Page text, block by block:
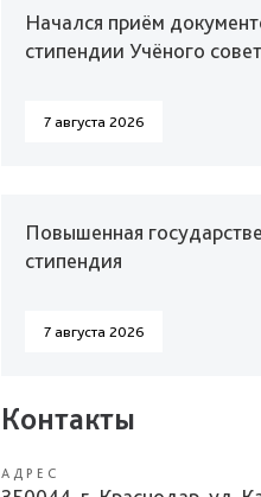
Начался приём
стипендии Учёного
7 августа 2026
Повышенная
стипендия
7 августа 2026
Контакты
АДРЕС